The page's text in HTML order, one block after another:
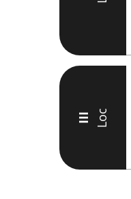
III Loc